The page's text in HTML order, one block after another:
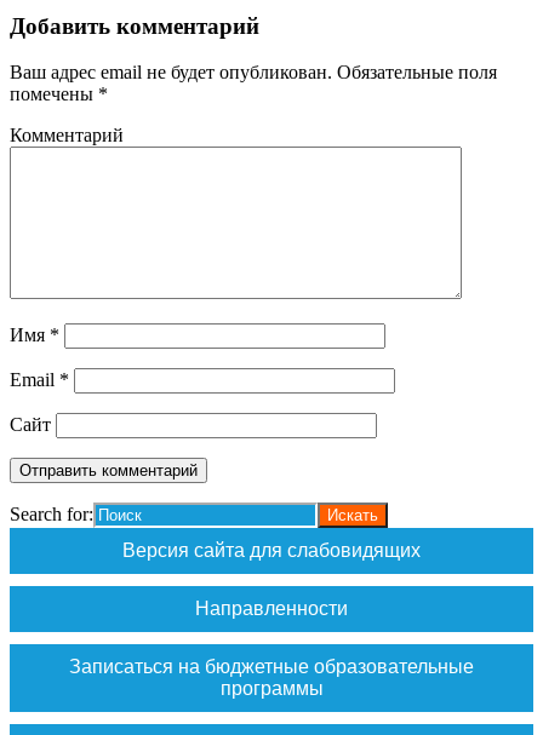
Добавить комментарий
Ваш адрес email не будет опубликован. Обязательные поля
помечены *
Комментарий
Имя *
Email *
Сайт
Search for:
Версия сайта для слабовидящих
Направленности
Записаться на бюджетные образовательные
программы